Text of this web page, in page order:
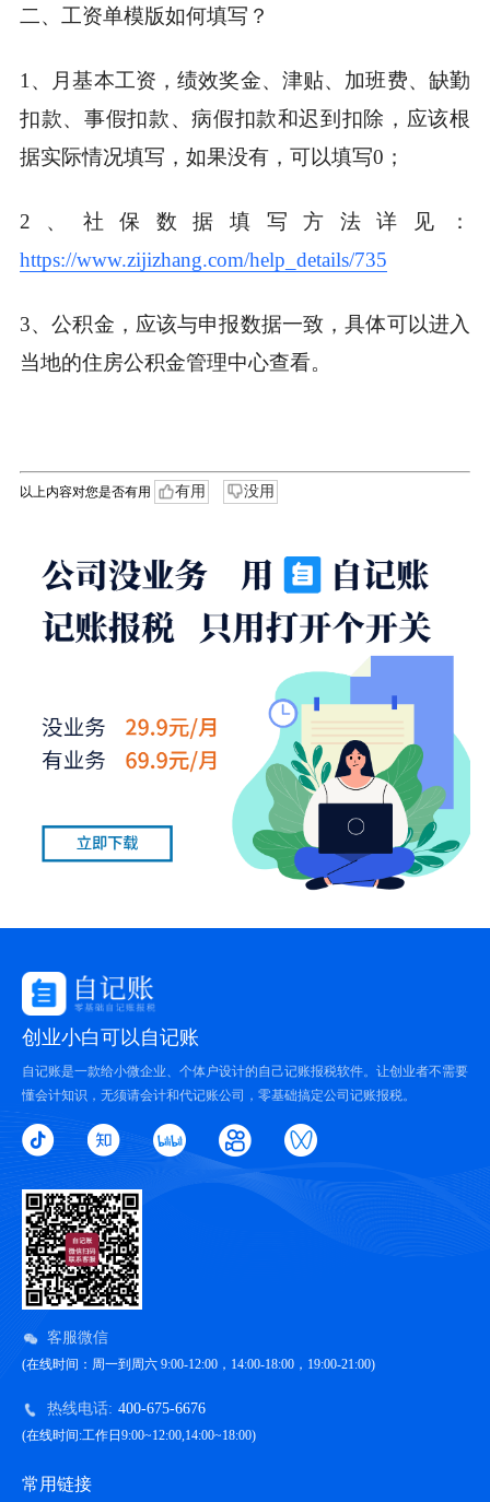
二、工资单模版如何填写？
1、月基本工资，绩效奖金、津贴、加班费、缺勤
扣款、事假扣款、病假扣款和迟到扣除，应该根
据实际情况填写，如果没有，可以填写0；
2、社保数据填写方法详见：
https://www.zijizhang.com/help_details/735
3、公积金，应该与申报数据一致，具体可以进入
当地的住房公积金管理中心查看。
以上内容对您是否有用 有用 没用
创业小白可以自记账
自记账是一款给小微企业、个体户设计的自己记账报税软件。让创业者不需要
懂会计知识，无须请会计和代记账公司，零基础搞定公司记账报税。
客服微信
(在线时间：周一到周六 9:00-12:00，14:00-18:00，19:00-21:00)
热线电话: 400-675-6676
(在线时间:工作日9:00~12:00,14:00~18:00)
常用链接